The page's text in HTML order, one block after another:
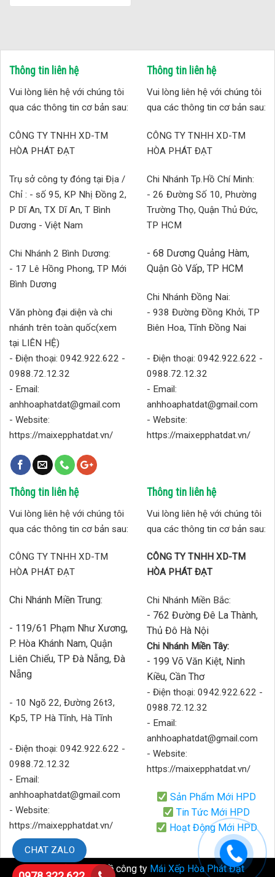
Thông tin liên hệ
Vui lòng liên hệ với chúng tôi
qua các thông tin cơ bản sau:
CÔNG TY TNHH XD-TM
HÒA PHÁT ĐẠT
Trụ sở công ty đóng tại Địa /
Chỉ : - số 95, KP Nhị Đồng 2,
P Dĩ An, TX Dĩ An, T Bình
Dương - Việt Nam
Chi Nhánh 2 Bình Dương:
- 17 Lê Hồng Phong, TP Mới
Bình Dương
Văn phòng đại diện và chi
nhánh trên toàn quốc(xem
tại LIÊN HỆ)
- Điện thoại: 0942.922.622 -
0988.72.12.32
- Email:
anhhoaphatdat@gmail.com
- Website:
https://maixepphatdat.vn/
Thông tin liên hệ
Vui lòng liên hệ với chúng tôi
qua các thông tin cơ bản sau:
CÔNG TY TNHH XD-TM
HÒA PHÁT ĐẠT
Chi Nhánh Tp.Hồ Chí Minh:
- 26 Đường Số 10, Phường
Trường Thọ, Quận Thủ Đức,
TP HCM
- 68 Dương Quảng Hàm,
Quận Gò Vấp, TP HCM
Chi Nhánh Đồng Nai:
- 938 Đường Đồng Khởi, TP
Biên Hoa, Tĩnh Đồng Nai
- Điện thoại: 0942.922.622 -
0988.72.12.32
- Email:
anhhoaphatdat@gmail.com
- Website:
https://maixepphatdat.vn/
Thông tin liên hệ
Vui lòng liên hệ với chúng tôi
qua các thông tin cơ bản sau:
CÔNG TY TNHH XD-TM
HÒA PHÁT ĐẠT
Chi Nhánh Miền Trung:
- 119/61 Phạm Như Xương,
P. Hòa Khánh Nam, Quận
Liên Chiểu, TP Đà Nẵng, Đà
Nẵng
- 10 Ngõ 22, Đường 26t3,
Kp5, TP Hà Tĩnh, Hà Tĩnh
- Điện thoại: 0942.922.622 -
0988.72.12.32
- Email:
anhhoaphatdat@gmail.com
- Website:
https://maixepphatdat.vn/
Thông tin liên hệ
Vui lòng liên hệ với chúng tôi
qua các thông tin cơ bản sau:
CÔNG TY TNHH XD-TM
HÒA PHÁT ĐẠT
Chi Nhánh Miền Bắc:
- 762 Đường Đê La Thành,
Thủ Đô Hà Nội
Chi Nhánh Miền Tây:
- 199 Võ Văn Kiệt, Ninh
Kiều, Cần Thơ
- Điện thoại: 0942.922.622 -
0988.72.12.32
- Email:
anhhoaphatdat@gmail.com
- Website:
https://maixepphatdat.vn/
Sản Phẩm Mới HPD
Tin Tức Mới HPD
Hoạt Động Mới HPD
Bản quyền thuộc về công ty Mái Xếp Hòa Phát Đạt
CHAT ZALO